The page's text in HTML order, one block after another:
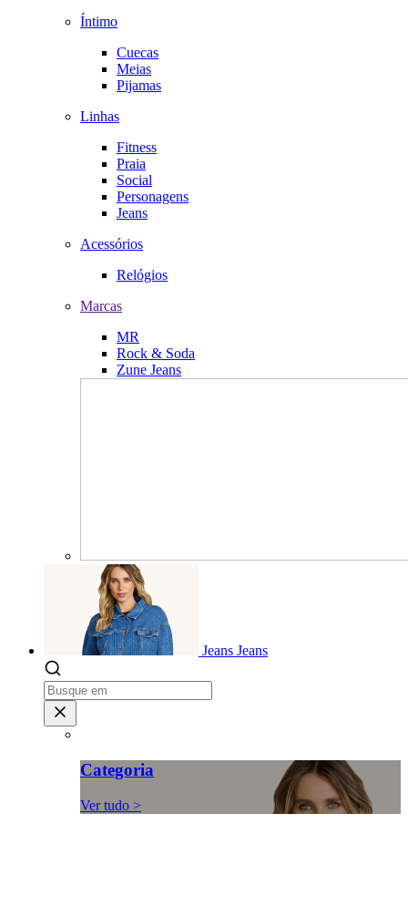
Íntimo
Cuecas
Meias
Pijamas
Linhas
Fitness
Praia
Social
Personagens
Jeans
Acessórios
Relógios
Marcas
MR
Rock & Soda
Zune Jeans
Jeans Jeans
Categoria
Ver tudo >